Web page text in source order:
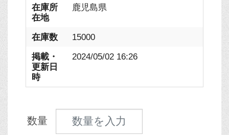
在庫所
在地
鹿児島県
在庫数
15000
掲載・
更新日
時
2024/05/02 16:26
数量
見積数量